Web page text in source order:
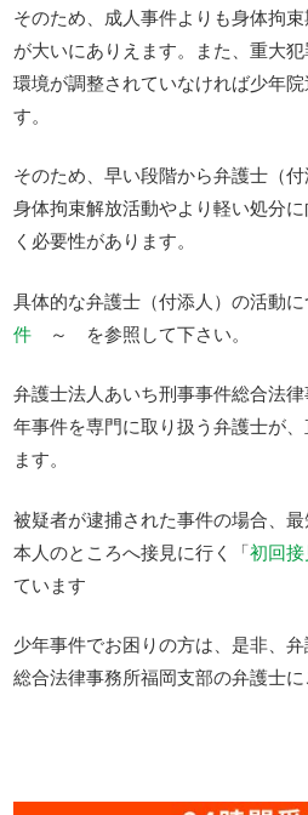
そのため、成人事件よりも身体拘
が大いにありえます。また、重大
環境が調整されていなければ少年
す。
そのため、早い段階から弁護士（
身体拘束解放活動やより軽い処分
く必要性があります。
具体的な弁護士（付添人）の活動
件 ～ を参照して下さい。
弁護士法人あいち刑事事件総合法
年事件を専門に取り扱う弁護士が
ます。
被疑者が逮捕された事件の場合、
本人のところへ接見に行く「初回
ています
少年事件でお困りの方は、是非、
総合法律事務所福岡支部の弁護士に